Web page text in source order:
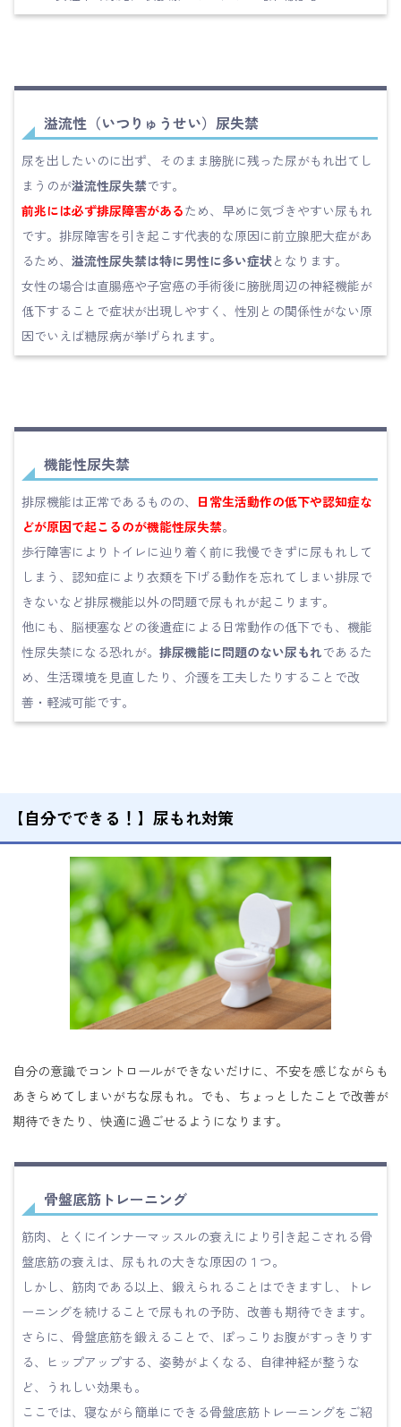
溢流性（いつりゅうせい）尿失禁
尿を出したいのに出ず、そのまま膀胱に残った尿がもれ出てし
まうのが溢流性尿失禁です。
前兆には必ず排尿障害があるため、早めに気づきやすい尿もれ
です。排尿障害を引き起こす代表的な原因に前立腺肥大症があ
るため、 溢流性尿失禁は特に男性に多い症状となります。
女性の場合は直腸癌や子宮癌の手術後に膀胱周辺の神経機能が
低下することで症状が出現しやすく、性別との関係性がない原
因でいえば糖尿病が挙げられます。
機能性尿失禁
排尿機能は正常であるものの、 日常生活動作の低下や認知症な
どが原因で起こるのが機能性尿失禁。
歩行障害によりトイレに辿り着く前に我慢できずに尿もれして
しまう、認知症により衣類を下げる動作を忘れてしまい排尿で
きないなど排尿機能以外の問題で尿もれが起こります。
他にも、脳梗塞などの後遺症による日常動作の低下でも、機能
性尿失禁になる恐れが。 排尿機能に問題のない尿もれであるた
め、生活環境を見直したり、介護を工夫したりすることで改
善・軽減可能です。
【自分でできる！】尿もれ対策
自分の意識でコントロールができないだけに、不安を感じながらも
あきらめてしまいがちな尿もれ。でも、ちょっとしたことで改善が
期待できたり、快適に過ごせるようになります。
骨盤底筋トレーニング
筋肉、とくにインナーマッスルの衰えにより引き起こされる骨
盤底筋の衰えは、尿もれの大きな原因の１つ。
しかし、筋肉である以上、鍛えられることはできますし、トレ
ーニングを続けることで尿もれの予防、改善も期待できます。
さらに、骨盤底筋を鍛えることで、ぽっこりお腹がすっきりす
る、ヒップアップする、姿勢がよくなる、自律神経が整うな
ど、うれしい効果も。
ここでは、寝ながら簡単にできる骨盤底筋トレーニングをご紹